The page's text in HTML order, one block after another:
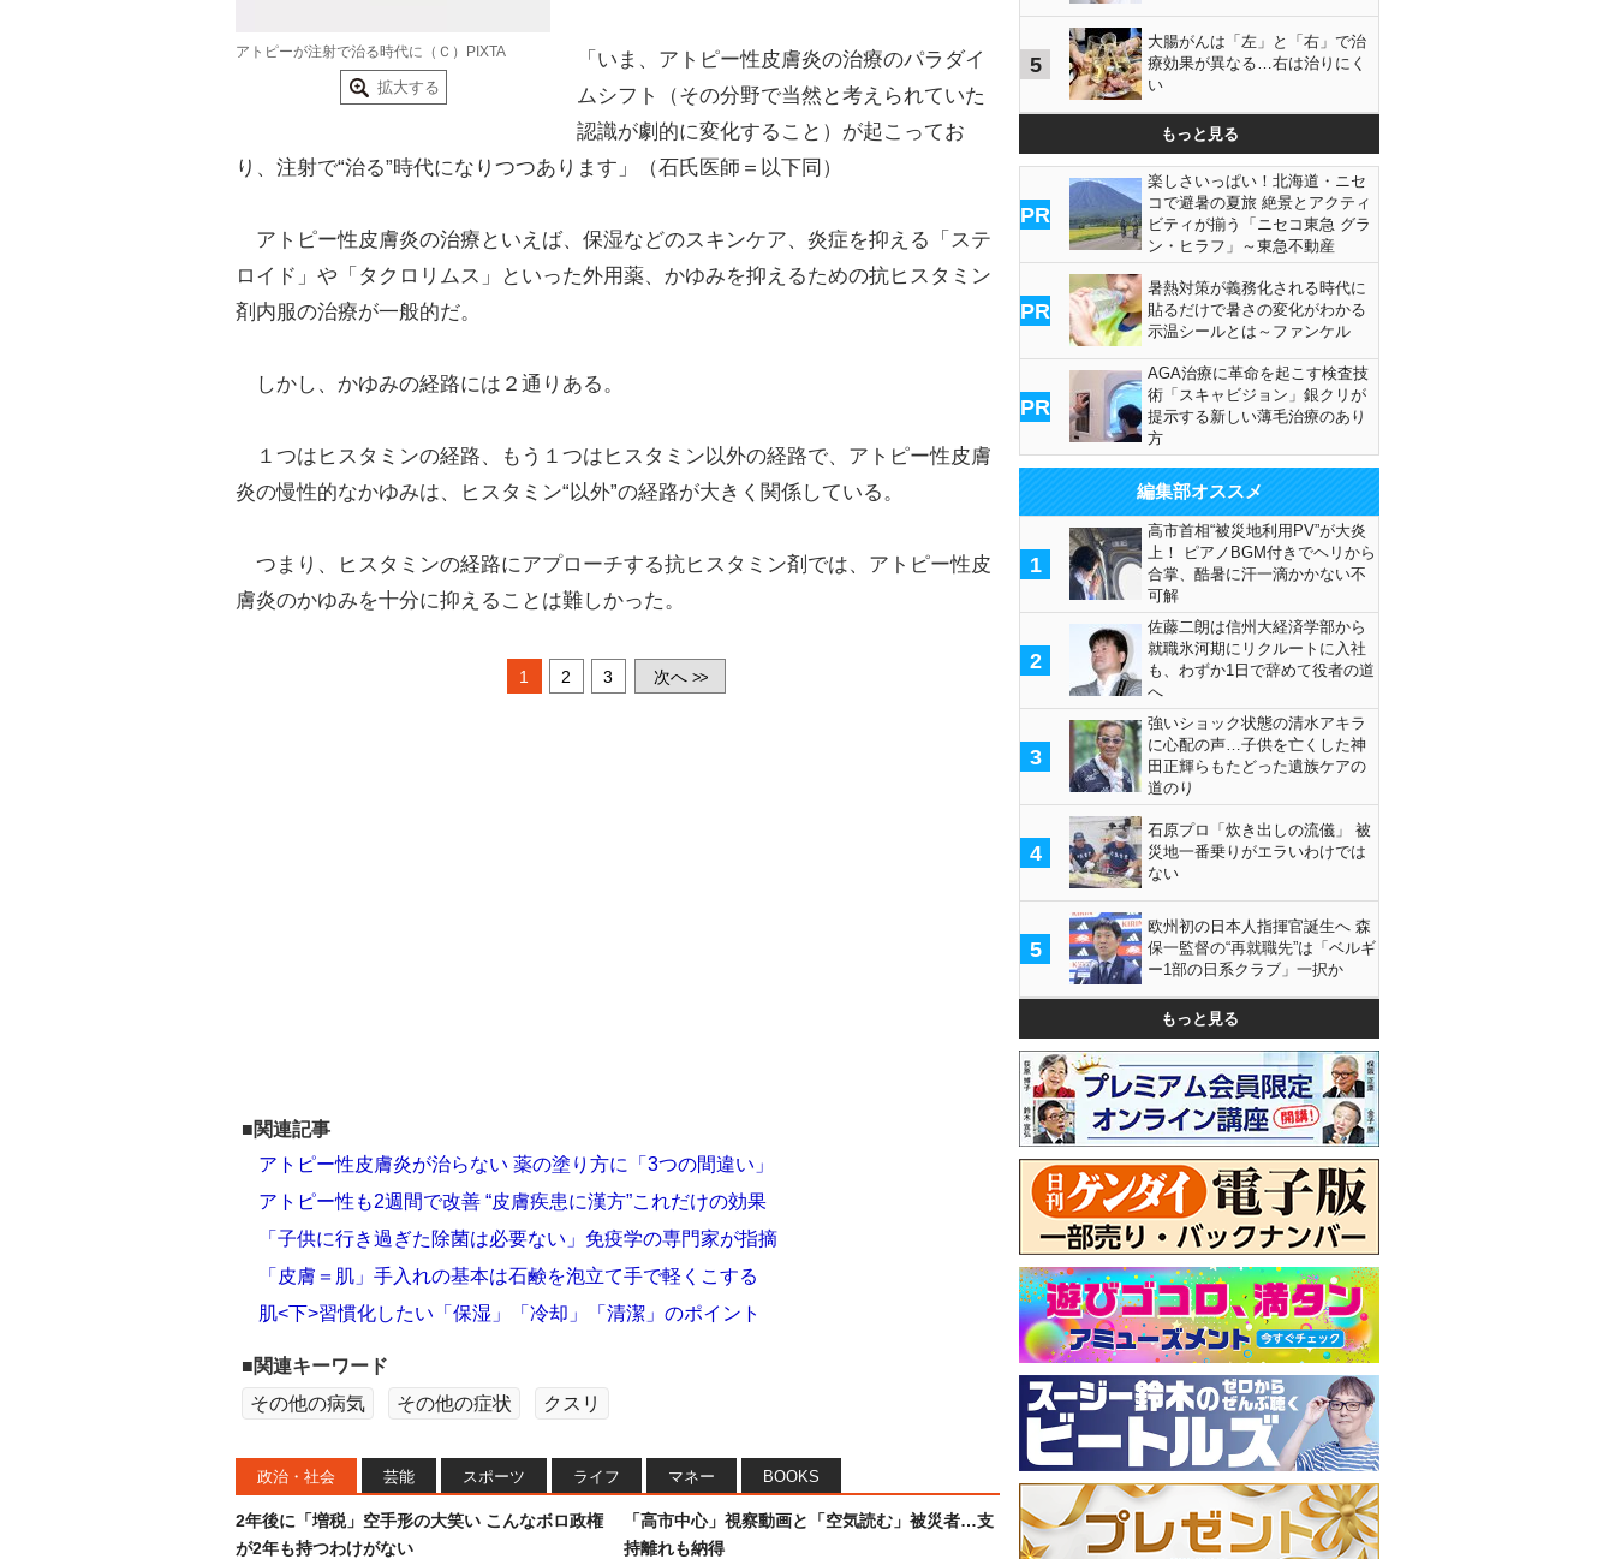
アトピーが注射で治る時代に（Ｃ）PIXTA
拡大する
「いま、アトピー性皮膚炎の治療のパラダイ
ムシフト（その分野で当然と考えられていた
認識が劇的に変化すること）が起こってお
り、注射で“治る”時代になりつつあります」（石氏医師＝以下同）
アトピー性皮膚炎の治療といえば、保湿などのスキンケア、炎症を抑える「ステ
ロイド」や「タクロリムス」といった外用薬、かゆみを抑えるための抗ヒスタミン
剤内服の治療が一般的だ。
しかし、かゆみの経路には２通りある。
１つはヒスタミンの経路、もう１つはヒスタミン以外の経路で、アトピー性皮膚
炎の慢性的なかゆみは、ヒスタミン“以外”の経路が大きく関係している。
つまり、ヒスタミンの経路にアプローチする抗ヒスタミン剤では、アトピー性皮
膚炎のかゆみを十分に抑えることは難しかった。
1 2 3 次へ >>
■関連記事
アトピー性皮膚炎が治らない 薬の塗り方に「3つの間違い」
アトピー性も2週間で改善 “皮膚疾患に漢方”これだけの効果
「子供に行き過ぎた除菌は必要ない」免疫学の専門家が指摘
「皮膚＝肌」手入れの基本は石鹸を泡立て手で軽くこする
肌<下>習慣化したい「保湿」「冷却」「清潔」のポイント
■関連キーワード
その他の病気
その他の症状 クスリ
政治・社会 芸能 スポーツ ライフ マネー BOOKS
2年後に「増税」空手形の大笑い こんなボロ政権
が2年も持つわけがない
「高市中心」視察動画と「空気読む」被災者…支
持離れも納得
5
大腸がんは「左」と「右」で治
療効果が異なる…右は治りにく
い
もっと見る
PR
楽しさいっぱい！北海道・ニセ
コで避暑の夏旅 絶景とアクティ
ビティが揃う「ニセコ東急 グラ
ン・ヒラフ」～東急不動産
PR
暑熱対策が義務化される時代に
貼るだけで暑さの変化がわかる
示温シールとは～ファンケル
PR
AGA治療に革命を起こす検査技
術「スキャビジョン」銀クリが
提示する新しい薄毛治療のあり
方
編集部オススメ
1
高市首相“被災地利用PV”が大炎
上！ ピアノBGM付きでヘリから
合掌、酷暑に汗一滴かかない不
可解
2
佐藤二朗は信州大経済学部から
就職氷河期にリクルートに入社
も、わずか1日で辞めて役者の道
へ
3
強いショック状態の清水アキラ
に心配の声…子供を亡くした神
田正輝らもたどった遺族ケアの
道のり
4
石原プロ「炊き出しの流儀」 被
災地一番乗りがエラいわけでは
ない
5
欧州初の日本人指揮官誕生へ 森
保一監督の“再就職先”は「ベルギ
ー1部の日系クラブ」一択か
もっと見る